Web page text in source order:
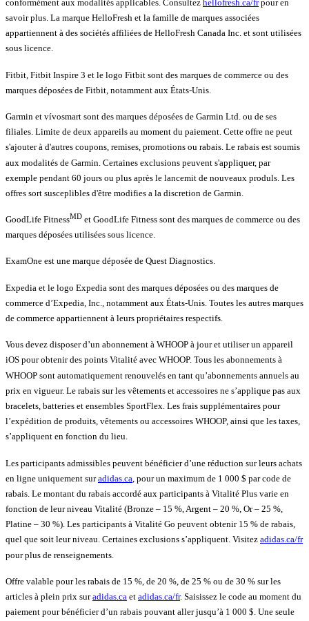
conformément aux modalités applicables. Consultez hellofresh.ca/frpour en
savoir plus. La marque HelloFresh et la famille de marques associées
appartiennent à des sociétés affiliées de HelloFresh Canada Inc. et sont utilisées
sous licence.
Fitbit, Fitbit Inspire 3 et le logo Fitbit sont des marques de commerce ou des
marques déposées de Fitbit, notamment aux États-Unis.
Garmin et vívosmart sont des marques déposées de Garmin Ltd. ou de ses
filiales. Limite de deux appareils au moment du paiement. Cette offre ne peut
s'ajouter à d'autres coupons, remises, promotions ou rabais. Le rabais est soumis
aux modalités de Garmin. Certaines exclusions peuvent s'appliquer, par
exemple pendant 60 jours ou plus après le lancemit de nouveaux produls. Les
offres sort susceplibles d'être modifies a la discretion de Garmin.
GoodLife FitnessMD et GoodLife Fitness sont des marques de commerce ou des
marques déposées utilisées sous licence.
ExamOne est une marque déposée de Quest Diagnostics.
Expedia et le logo Expedia sont des marques déposées ou des marques de
commerce d’Expedia, Inc., notamment aux États-Unis. Toutes les autres marques
de commerce appartiennent à leurs propriétaires respectifs.
Vous devez disposer d’un abonnement à WHOOP à jour et utiliser un appareil
iOS pour obtenir des points Vitalité avec WHOOP. Tous les abonnements à
WHOOP sont automatiquement renouvelés en tant qu’abonnements annuels au
prix en vigueur. Le rabais sur les vêtements et accessoires ne s’applique pas aux
bracelets, batteries et ensembles SportFlex. Les frais supplémentaires pour
l’expédition de produits, vêtements ou accessoires WHOOP, ainsi que les taxes,
s’appliquent en fonction du lieu.
Les participants admissibles peuvent bénéficier d’une réduction sur leurs achats
en ligne uniquement suradidas.ca , pour un maximum de 1 000 $ par code de
rabais. Le montant du rabais accordé aux participants à Vitalité Plus varie en
fonction de leur niveau Vitalité (Bronze – 15 %, Argent – 20 %, Or – 25 %,
Platine – 30 %). Les participants à Vitalité Go peuvent obtenir 15 % de rabais,
quel que soit leur niveau. Certaines exclusions s’appliquent. Visitez adidas.ca/fr
pour plus de renseignements.
Offre valable pour les rabais de 15 %, de 20 %, de 25 % ou de 30 % sur les
articles à plein prix suradidas.ca et adidas.ca/fr. Saisissez le code au moment du
paiement pour bénéficier d’un rabais pouvant aller jusqu’à 1 000 $. Une seule